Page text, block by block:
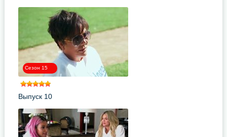
Сезон 15
Выпуск 10